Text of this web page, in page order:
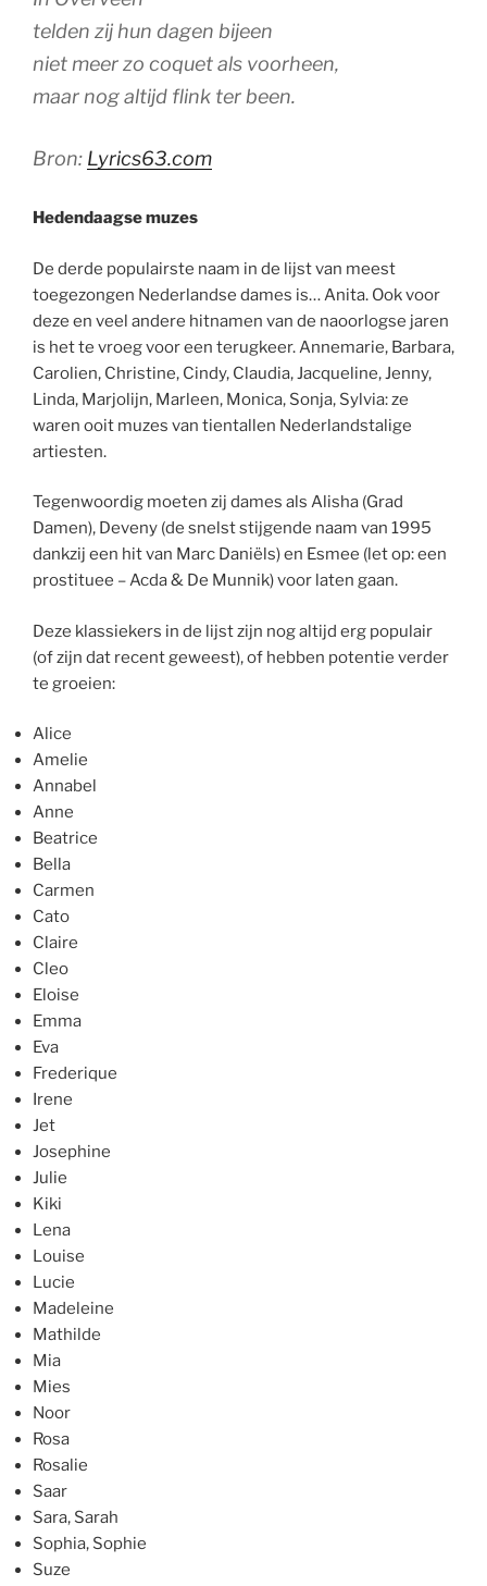
telden zij hun dagen bijeen
niet meer zo coquet als voorheen,
maar nog altijd flink ter been.
Bron: Lyrics63.com
Hedendaagse muzes
De derde populairste naam in de lijst van meest
toegezongen Nederlandse dames is… Anita. Ook voor
deze en veel andere hitnamen van de naoorlogse jaren
is het te vroeg voor een terugkeer. Annemarie, Barbara,
Carolien, Christine, Cindy, Claudia, Jacqueline, Jenny,
Linda, Marjolijn, Marleen, Monica, Sonja, Sylvia: ze
waren ooit muzes van tientallen Nederlandstalige
artiesten.
Tegenwoordig moeten zij dames als Alisha (Grad
Damen), Deveny (de snelst stijgende naam van 1995
dankzij een hit van Marc Daniëls) en Esmee (let op: een
prostituee – Acda & De Munnik) voor laten gaan.
Deze klassiekers in de lijst zijn nog altijd erg populair
(of zijn dat recent geweest), of hebben potentie verder
te groeien:
Alice
Amelie
Annabel
Anne
Beatrice
Bella
Carmen
Cato
Claire
Cleo
Eloise
Emma
Eva
Frederique
Irene
Jet
Josephine
Julie
Kiki
Lena
Louise
Lucie
Madeleine
Mathilde
Mia
Mies
Noor
Rosa
Rosalie
Saar
Sara, Sarah
Sophia, Sophie
Suze